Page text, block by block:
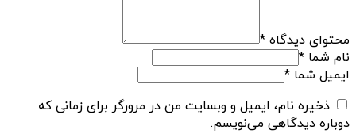
محتوای دیدگاه *
نام شما *
ایمیل شما *
ذخیره نام، ایمیل و وبسایت من در مرورگر برای زمانی که
دوباره دیدگاهی می‌نویسم.